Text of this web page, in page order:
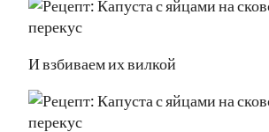
И взбиваем их вилкой